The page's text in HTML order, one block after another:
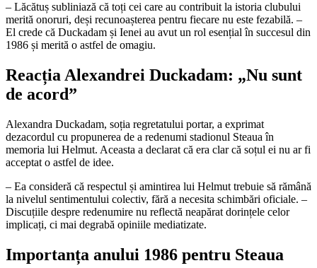
– Lăcătuș subliniază că toți cei care au contribuit la istoria clubului
merită onoruri, deși recunoașterea pentru fiecare nu este fezabilă. –
El crede că Duckadam și Ienei au avut un rol esențial în succesul din
1986 și merită o astfel de omagiu.
Reacția Alexandrei Duckadam: „Nu sunt
de acord”
Alexandra Duckadam, soția regretatului portar, a exprimat
dezacordul cu propunerea de a redenumi stadionul Steaua în
memoria lui Helmut. Aceasta a declarat că era clar că soțul ei nu ar fi
acceptat o astfel de idee.
– Ea consideră că respectul și amintirea lui Helmut trebuie să rămână
la nivelul sentimentului colectiv, fără a necesita schimbări oficiale. –
Discuțiile despre redenumire nu reflectă neapărat dorințele celor
implicați, ci mai degrabă opiniile mediatizate.
Importanța anului 1986 pentru Steaua